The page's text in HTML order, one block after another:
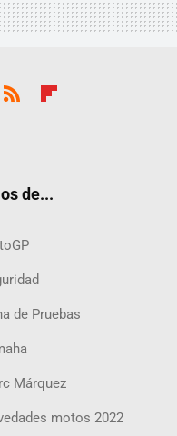
de...
de Pruebas
Márquez
motos 2022